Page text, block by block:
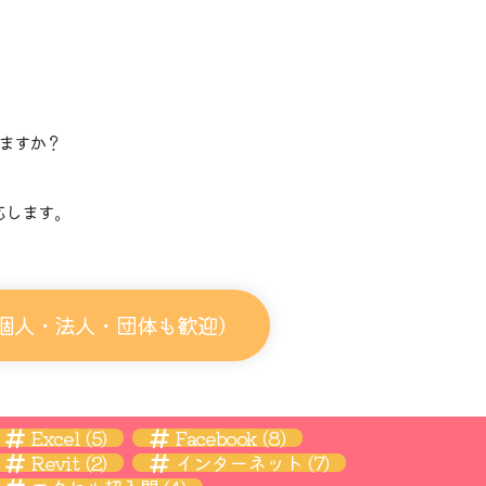
すか？
ます。
・法人・団体も歓迎）
Excel(5) Facebook(8)
Revit(2) インターネット(7)